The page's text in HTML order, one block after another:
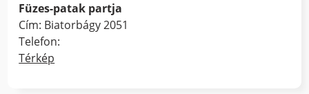
Füzes-patak partja
Cím: Biatorbágy 2051
Telefon:
Térkép